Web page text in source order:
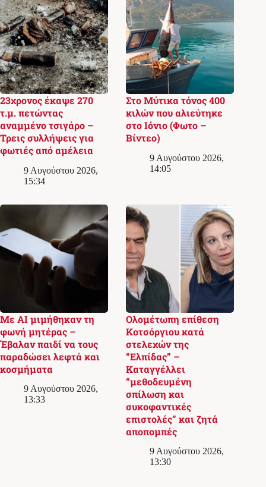
23χρονος έκαψε 270
τ.μ. πετώντας
αναμμένο τσιγάρο –
Τρεις συλλήψεις για
φωτιές από αμέλεια
9 Αυγούστου 2026,
15:34
Στο Μύτικα τόνος 400
κιλών που αλιεύτηκε
στο Ιόνιο (Φωτο –
Βίντεο)
9 Αυγούστου 2026,
14:05
Με AI μιμήθηκαν τη
φωνή μητέρας –
Έβαλαν παιδί να τους
παραδώσει λεφτά και
κοσμήματα
9 Αυγούστου 2026,
13:33
Ολομέτωπη επίθεση
Κοτσόργιου κατά
στελεχών της
“Ελπίδας” –
Καταγγέλλει
“μεθοδευμένη
σπίλωση και
συκοφαντικές
επιστολές” και ζητά
αποπομπές
9 Αυγούστου 2026,
13:30